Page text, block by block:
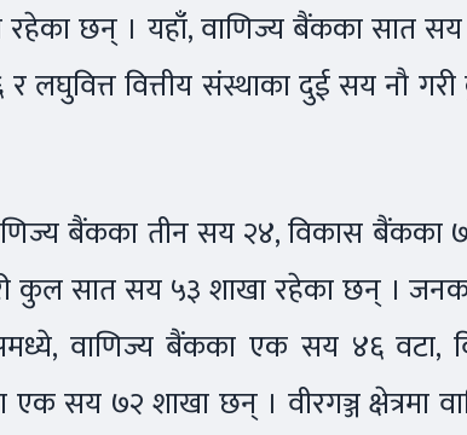
रहेका छन् । यहाँ, वाणिज्य बैंकका सात
र लघुवित्त वित्तीय संस्थाका दुई सय नौ
बैंकका तीन सय २४, विकास बैंकका
कुल सात सय ५३ शाखा रहेका छन् ।
वाणिज्य बैंकका एक सय ४६ वटा,
एक सय ७२ शाखा छन् । वीरगञ्ज क्षेत्रमा